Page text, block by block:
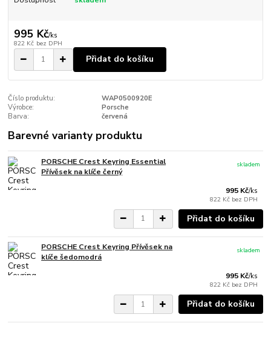
995 Kč/ks
822 Kč bez DPH
Přidat do košíku
Číslo produktu:
WAP0500920E
Výrobce:
Porsche
Barva:
červená
Barevné varianty produktu
PORSCHE Crest Keyring Essential
Přívěsek na klíče černý
995 Kč/ks
822 Kč bez DPH
skladem
Přidat do košíku
PORSCHE Crest Keyring Přívěsek na
klíče šedomodrá
995 Kč/ks
822 Kč bez DPH
skladem
Přidat do košíku